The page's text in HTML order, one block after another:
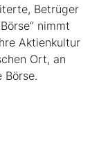
­Betrüger
nimmt
Aktienkultur
Ort, an
Börse.